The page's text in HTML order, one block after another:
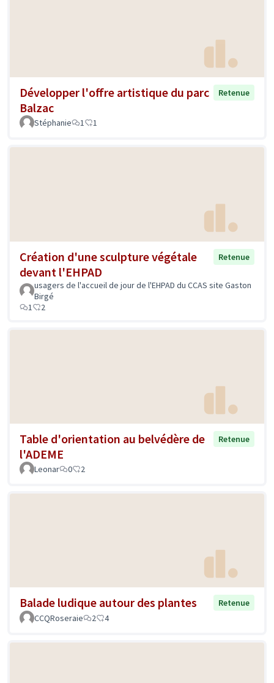
Développer l'offre artistique du parc
Balzac
Retenue
Stéphanie 1 1
Création d'une sculpture végétale
devant l'EHPAD
Retenue
usagers de l'accueil de jour de l'EHPAD du CCAS site Gaston
Birgé
1
2
Table d'orientation au belvédère de
l'ADEME
Retenue
Leonar 0 2
Balade ludique autour des plantes
Retenue
CCQRoseraie
2 4